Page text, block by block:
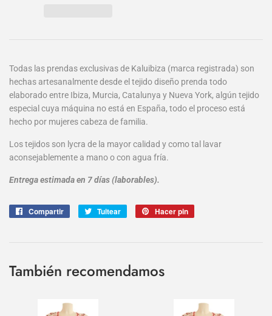
Todas las prendas exclusivas de Kaluibiza (marca registrada) son
hechas artesanalmente desde el tejido diseño prenda todo
elaborado entre Ibiza, Murcia, Catalunya y Nueva York, algún tejido
especial cuya máquina no está en España, todo el proceso está
hecho por mujeres cabeza de familia.
Los tejidos son lycra de la mayor calidad y como tal lavar
aconsejablemente a mano o con agua fría.
Entrega estimada en 7 días (laborables).
Compartir
CompartirTuitear
Tuitear Hacer pin
También recomendamos